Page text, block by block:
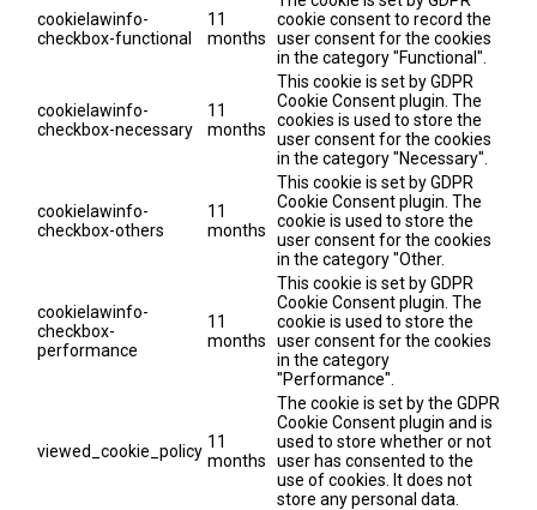
cookielawinfo-
checkbox-functional
11
months
cookie consent to record the
user consent for the cookies
in the category "Functional".
cookielawinfo-
checkbox-necessary
11
months
This cookie is set by GDPR
Cookie Consent plugin. The
cookies is used to store the
user consent for the cookies
in the category "Necessary".
cookielawinfo-
checkbox-others
11
months
This cookie is set by GDPR
Cookie Consent plugin. The
cookie is used to store the
user consent for the cookies
in the category "Other.
cookielawinfo-
checkbox-
performance
11
months
This cookie is set by GDPR
Cookie Consent plugin. The
cookie is used to store the
user consent for the cookies
in the category
"Performance".
viewed_cookie_policy 11
months
The cookie is set by the GDPR
Cookie Consent plugin and is
used to store whether or not
user has consented to the
use of cookies. It does not
store any personal data.